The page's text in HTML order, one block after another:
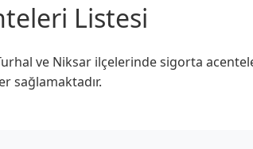
Listesi
ve Niksar ilçelerinde sigorta
sağlamaktadır.